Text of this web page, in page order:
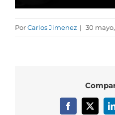
PorCarlos Jimenez | 30
Facebook
X